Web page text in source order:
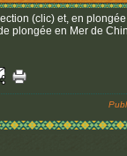
(clic) et, en
plongée en Mer de